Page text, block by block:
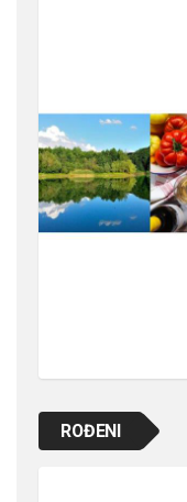
ROĐENI